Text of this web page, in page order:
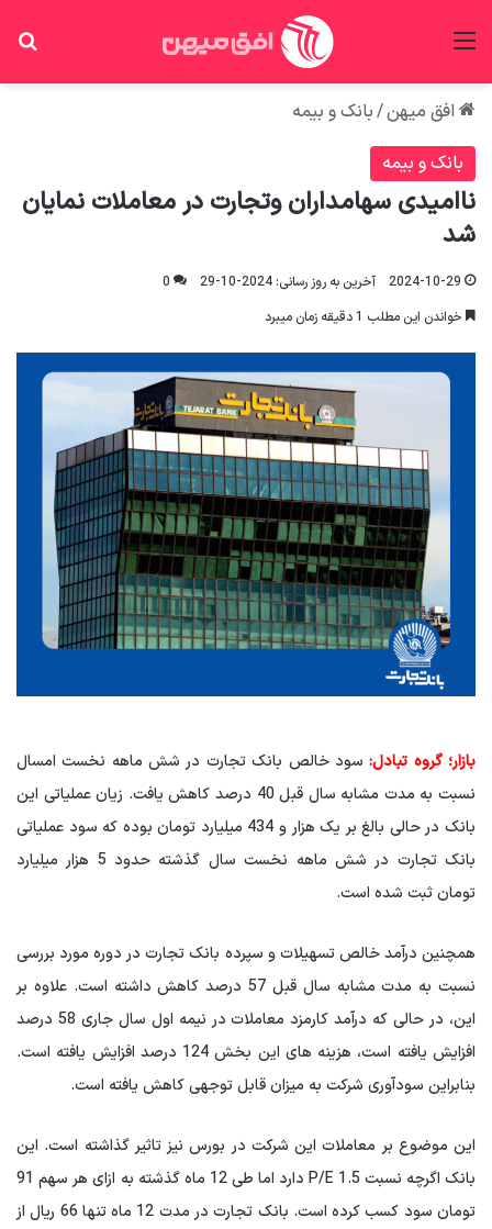
افق میهن/بانک و بیمه
بانک و بیمه
ناامیدی سهامداران وتجارت در معاملات نمایان
شد
2024-10-29 آخرین به روز رسانی: 2024-10-29
0
خواندن این مطلب 1 دقیقه زمان میبرد
بازار؛ گروه تبادل:سود خالص بانک تجارت در شش ماهه نخست امسال
نسبت به مدت مشابه سال قبل 40 درصد کاهش یافت. زیان عملیاتی این
بانک در حالی بالغ بر یک هزار و 434 میلیارد تومان بوده که سود عملیاتی
بانک تجارت در شش ماهه نخست سال گذشته حدود 5 هزار میلیارد
تومان ثبت شده است.
همچنین درآمد خالص تسهیلات و سپرده بانک تجارت در دوره مورد بررسی
نسبت به مدت مشابه سال قبل 57 درصد کاهش داشته است. علاوه بر
این، در حالی که درآمد کارمزد معاملات در نیمه اول سال جاری 58 درصد
افزایش یافته است، هزینه های این بخش 124 درصد افزایش یافته است.
بنابراین سودآوری شرکت به میزان قابل توجهی کاهش یافته است.
این موضوع بر معاملات این شرکت در بورس نیز تاثیر گذاشته است. این
بانک اگرچه نسبت P/E 1.5 دارد اما طی 12 ماه گذشته به ازای هر سهم 91
تومان سود کسب کرده است. بانک تجارت در مدت 12 ماه تنها 66 ریال از